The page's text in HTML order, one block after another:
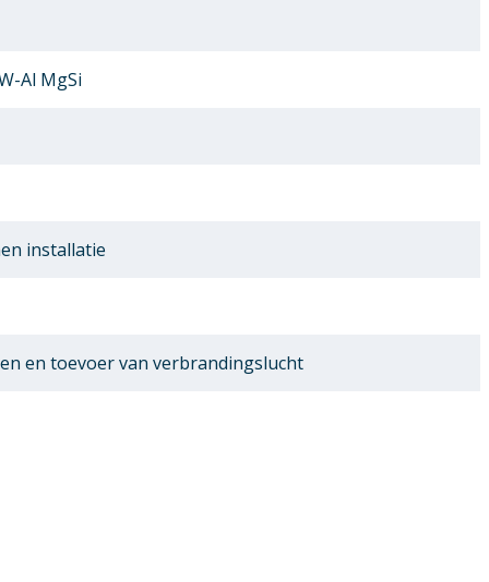
Al MgSi
installatie
en toevoer van verbrandingslucht